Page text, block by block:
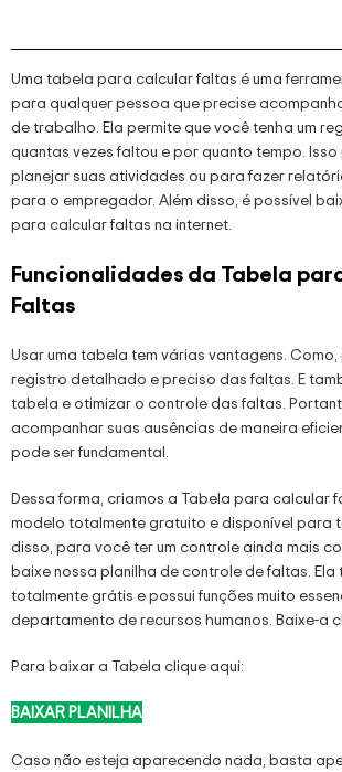
Uma tabela para calcular faltas é uma
para qualquer pessoa que precise
de trabalho. Ela permite que você tenha um
quantas vezes faltou e por quanto tempo.
planejar suas atividades ou para fazer
para o empregador. Além disso, é possível
para calcular faltas na internet.
Funcionalidades da Tabela
Faltas
Usar uma tabela tem várias vantagens. Como,
registro detalhado e preciso das faltas. E
tabela e otimizar o controle das faltas.
acompanhar suas ausências de maneira
pode ser fundamental.
Dessa forma, criamos a Tabela para calcular
modelo totalmente gratuito e disponível para
disso, para você ter um controle ainda mais
baixe nossa planilha de controle de faltas. Ela
totalmente grátis e possui funções muito
departamento de recursos humanos. Baixe-a
Para baixar a Tabela clique aqui:
BAIXAR PLANILHA
Caso não esteja aparecendo nada, basta